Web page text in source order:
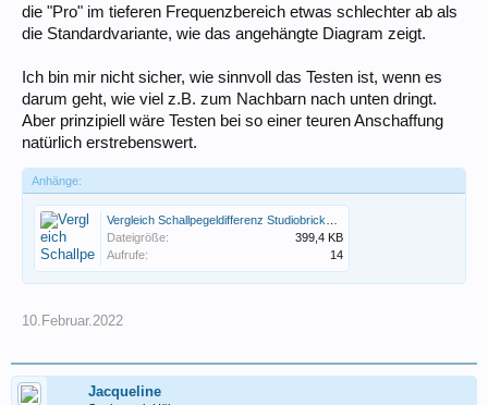
die "Pro" im tieferen Frequenzbereich etwas schlechter ab als
die Standardvariante, wie das angehängte Diagram zeigt.
Ich bin mir nicht sicher, wie sinnvoll das Testen ist, wenn es
darum geht, wie viel z.B. zum Nachbarn nach unten dringt.
Aber prinzipiell wäre Testen bei so einer teuren Anschaffung
natürlich erstrebenswert.
Anhänge:
Dateigröße:
399,4 KB
Aufrufe:
14
10.Februar.2022
Jacqueline